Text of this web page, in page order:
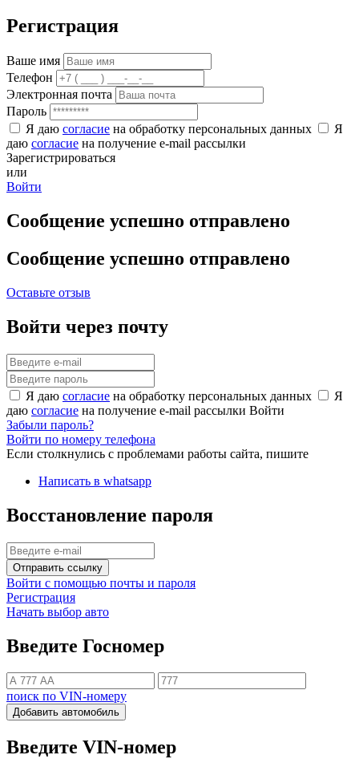
Регистрация
Ваше имя
Телефон
Электронная почта
Пароль
Я даю согласие на обработку персональных данных
Я
даю согласие на получение e-mail рассылки
Зарегистрироваться
или
Войти
Сообщение успешно отправлено
Сообщение успешно отправлено
Оставьте отзыв
Войти через почту
Я даю согласие на обработку персональных данных
Я
даю согласие на получение e-mail рассылки Войти
Забыли пароль?
Войти по номеру телефона
Если столкнулись с проблемами работы сайта, пишите
Написать в whatsapp
Восстановление пароля
Отправить ссылку
Войти с помощью почты и пароля
Регистрация
Начать выбор авто
Введите Госномер
поиск по VIN-номеру
Добавить автомобиль
Введите VIN-номер